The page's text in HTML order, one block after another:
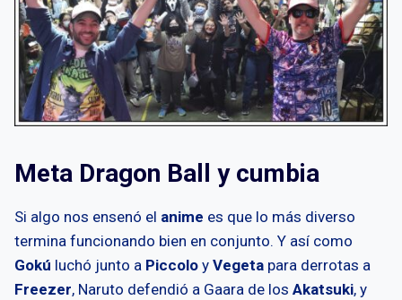
Meta Dragon Ball y cumbia
Si algo nos ensenó el anime es que lo más diverso
termina funcionando bien en conjunto. Y así como
Gokú luchó junto a Piccolo y Vegeta para derrotas a
Freezer, Naruto defendió a Gaara de los Akatsuki, y